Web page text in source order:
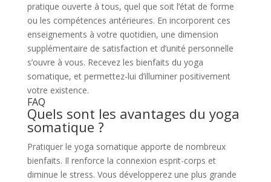
pratique ouverte à tous, quel que soit l’état de forme
ou les compétences antérieures. En incorporent ces
enseignements à votre quotidien, une dimension
supplémentaire de satisfaction et d’unité personnelle
s’ouvre à vous. Recevez les bienfaits du yoga
somatique, et permettez-lui d’illuminer positivement
votre existence.
FAQ
Quels sont les avantages du yoga
somatique ?
Pratiquer le yoga somatique apporte de nombreux
bienfaits. Il renforce la connexion esprit-corps et
diminue le stress. Vous développerez une plus grande